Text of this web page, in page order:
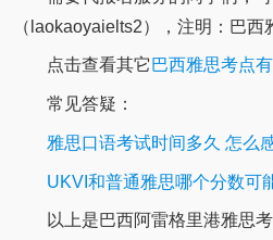
（laokaoyaielts2），注明：巴西
点击查看其它 巴西雅思考点
常见答疑：
雅思口语考试时间多久 怎么
UKVI和普通雅思哪个分数可
以上是巴西阿雷格里港雅思